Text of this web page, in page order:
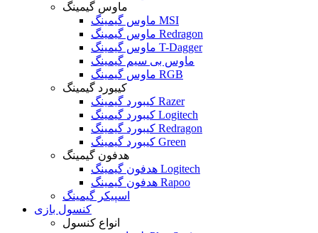
ماوس گیمینگ
ماوس گیمینگ MSI
ماوس گیمینگ Redragon
ماوس گیمینگ T-Dagger
ماوس بی سیم گیمینگ
ماوس گیمینگ RGB
کیبورد گیمینگ
کیبورد گیمینگ Razer
کیبورد گیمینگ Logitech
کیبورد گیمینگ Redragon
کیبورد گیمینگ Green
هدفون گیمینگ
هدفون گیمینگ Logitech
هدفون گیمینگ Rapoo
اسپیکر گیمینگ
کنسول بازی
انواع کنسول